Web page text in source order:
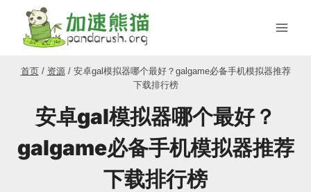
首页 / 资源 / 安卓gal模拟器哪个最好？galgame必备手机模拟器推荐
下载排行榜
安卓gal模拟器哪个最好？
galgame必备手机模拟器推荐
下载排行榜